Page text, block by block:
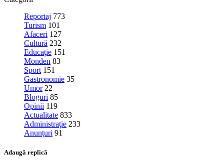
Reportaj 773
Turism 101
Afaceri 127
Cultură 232
Educație 151
Monden 83
Sport 151
Gastronomie 35
Umor 22
Bloguri 85
Opinii 119
Actualitate 833
Administrație 233
Anunțuri 91
Adaugă replică